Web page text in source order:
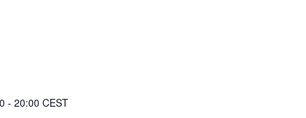
- 20:00 CEST